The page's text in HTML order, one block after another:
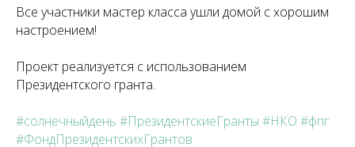
Все участники мастер класса ушли домой с хорошим
настроением!
Проект реализуется с использованием
Президентского гранта.
#солнечныйдень #ПрезидентскиеГранты #НКО #фпг
#ФондПрезидентскихГрантов